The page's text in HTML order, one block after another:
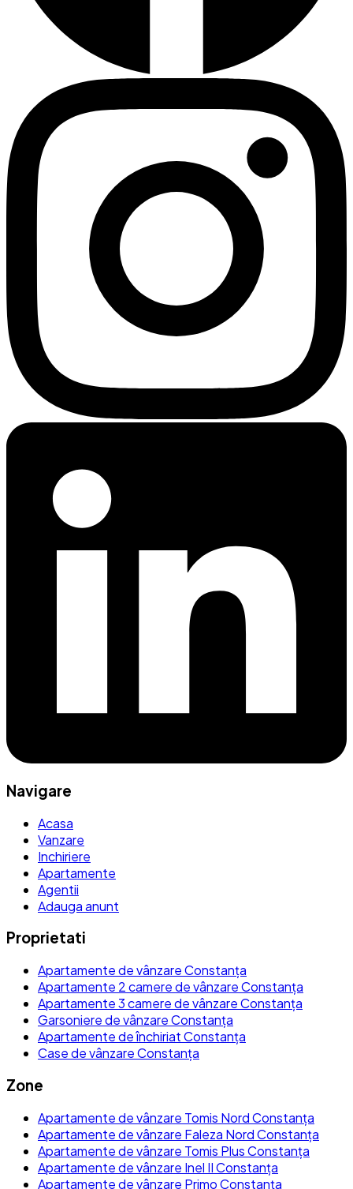
Navigare
Acasa
Vanzare
Inchiriere
Apartamente
Agentii
Adauga anunt
Proprietati
Apartamente de vânzare Constanța
Apartamente 2 camere de vânzare Constanța
Apartamente 3 camere de vânzare Constanța
Garsoniere de vânzare Constanța
Apartamente de închiriat Constanța
Case de vânzare Constanța
Zone
Apartamente de vânzare Tomis Nord Constanța
Apartamente de vânzare Faleza Nord Constanța
Apartamente de vânzare Tomis Plus Constanța
Apartamente de vânzare Inel II Constanța
Apartamente de vânzare Primo Constanța